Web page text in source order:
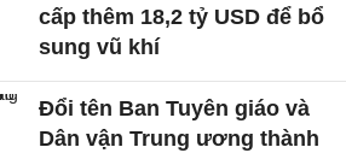
cấp thêm 18,2 tỷ USD để bổ
sung vũ khí
Đổi tên Ban Tuyên giáo và
Dân vận Trung ương thành